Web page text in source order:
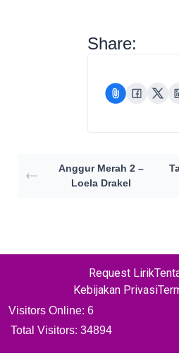
Share:
Anggur Merah 2 –
Loela Drakel
Request Lirik
Kebijakan Privasi
Visitors Online: 6
Total Visitors: 34894